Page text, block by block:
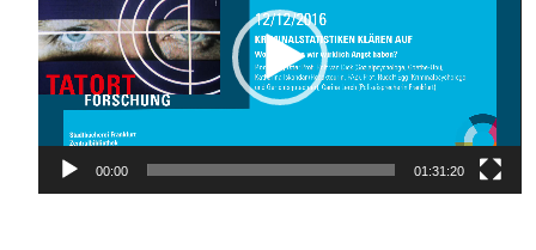
00:00 01:31:20